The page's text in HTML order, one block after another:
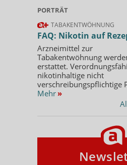
PORTRÄT
TABAKENTWÖHNUNG
FAQ: Nikotin auf
Arzneimittel zur
Tabakentwöhnung
erstattet.
nikotinhaltige nicht
verschreibungspflichtige
Mehr »